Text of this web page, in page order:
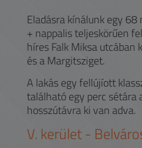
Eladásra kínálunk egy
+ nappalis teljeskörűen
híres Falk Miksa utcában
és a Margitsziget.
A lakás egy fellújíott
található egy perc sétára
hosszútávra ki van adva.
V. kerület -